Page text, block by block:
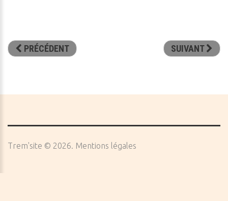
PRÉCÉDENT SUIVANT
Trem'site © 2026 Mentions légales